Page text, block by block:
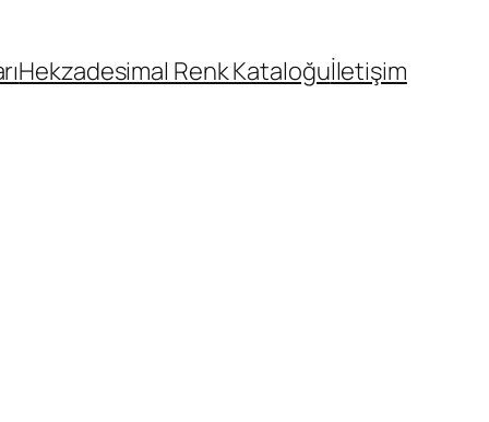
Hekzadesimal Renk Kataloğuİletişim